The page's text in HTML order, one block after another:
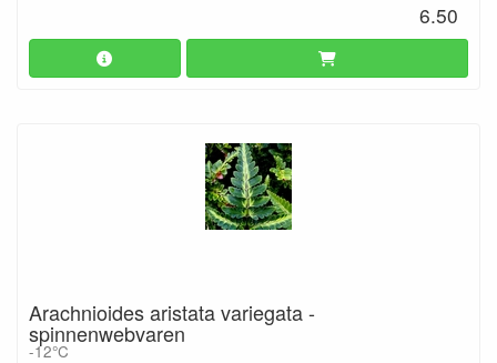
6.50
Arachnioides aristata variegata -
spinnenwebvaren
-12°C